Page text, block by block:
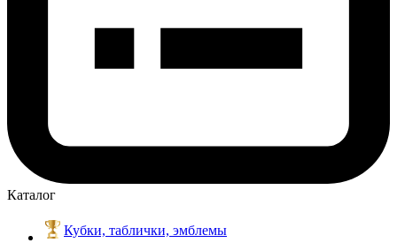
Каталог
Кубки, таблички, эмблемы